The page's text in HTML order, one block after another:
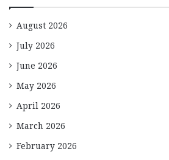
August 2026
July 2026
June 2026
May 2026
April 2026
March 2026
February 2026